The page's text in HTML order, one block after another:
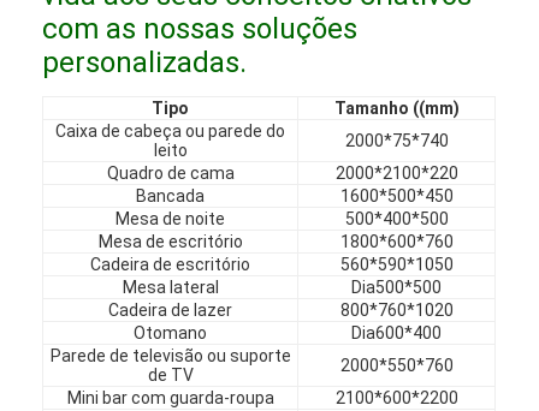
Mobiliário de casa
Mobiliário para apartamentos
Mobiliário para clubes comerciais
Móveis para sala de jantar
Móveis de escritório
Mobiliário Fixo
Mobília estofada
com as nossas soluções
personalizadas.
Tipo
Tamanho ((mm)
Caixa de cabeça ou parede do
leito
2000*75*740
Quadro de cama
2000*2100*220
Bancada
1600*500*450
Mesa de noite
500*400*500
Mesa de escritório
1800*600*760
Cadeira de escritório
560*590*1050
Mesa lateral
Dia500*500
Cadeira de lazer
800*760*1020
Otomano
Dia600*400
Parede de televisão ou suporte
de TV
2000*550*760
Mini bar com guarda-roupa
2100*600*2200